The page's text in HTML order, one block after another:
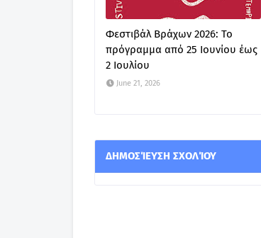
Φεστιβάλ Βράχων 2026: Το
πρόγραμμα από 25 Ιουνίου έως
2 Ιουλίου
June 21, 2026
ΔΗΜΟΣΊΕΥΣΗ ΣΧΟΛΊΟΥ